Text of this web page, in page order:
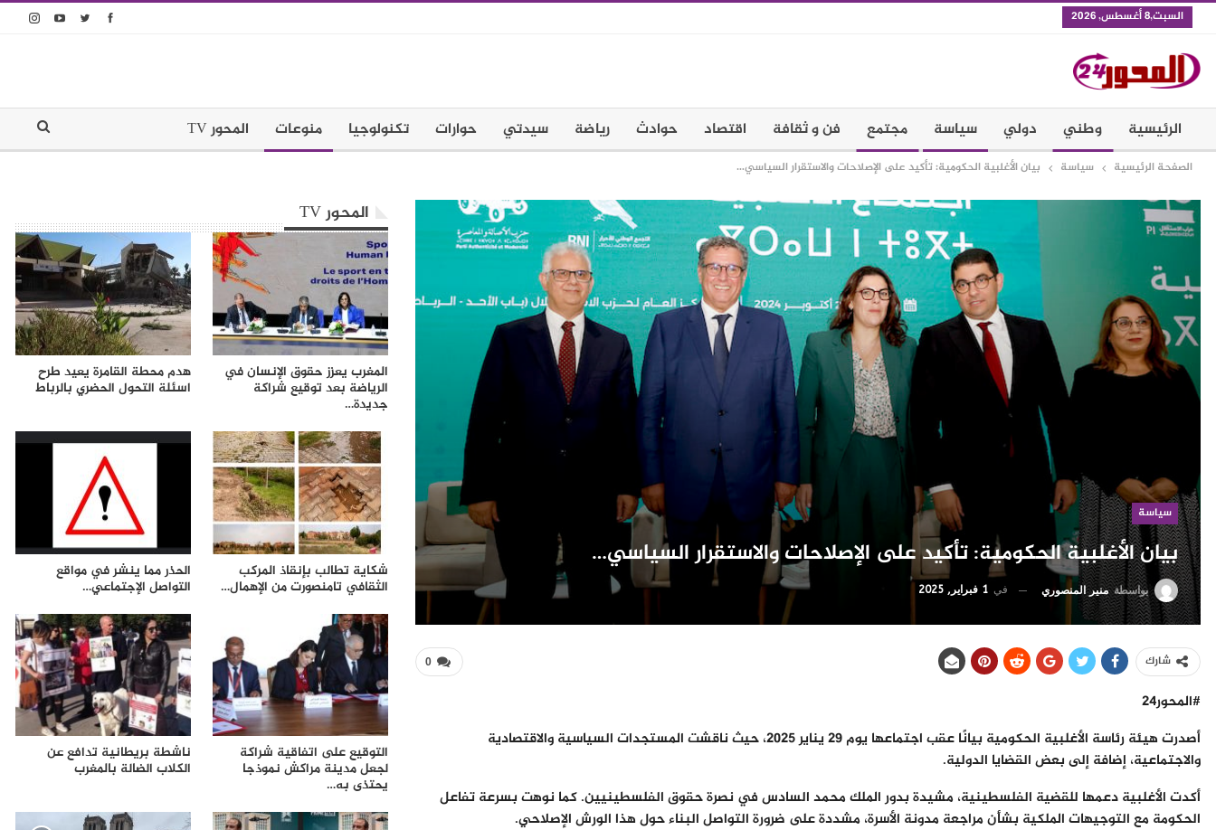
السبت,8 أغسطس, 2026
الرئيسية وطني دولي سياسة مجتمع فن و ثقافة اقتصاد حوادث رياضة سيدتي حوارات تكنولوجيا منوعات المحور TV
الصفحة الرئيسية سياسة بيان الأغلبية الحكومية: تأكيد على الإصلاحات والاستقرار السياسي…
سياسة
بيان الأغلبية الحكومية: تأكيد على الإصلاحات والاستقرار السياسي…
بواسطةمنير المنصوري في 1 فبراير, 2025
0 شارك
#المحور24
أصدرت هيئة رئاسة الأغلبية الحكومية بيانًا عقب اجتماعها يوم 29 يناير 2025، حيث ناقشت المستجدات السياسية والاقتصادية
والاجتماعية، إضافة إلى بعض القضايا الدولية.
أكدت الأغلبية دعمها للقضية الفلسطينية، مشيدة بدور الملك محمد السادس في نصرة حقوق الفلسطينيين. كما نوهت بسرعة تفاعل
الحكومة مع التوجيهات الملكية بشأن مراجعة مدونة الأسرة، مشددة على ضرورة التواصل البناء حول هذا الورش الإصلاحي.
المحور TV
المغرب يعزز حقوق الإنسان في
الرياضة بعد توقيع شراكة
جديدة…
هدم محطة القامرة يعيد طرح
اسئلة التحول الحضري بالرباط
شكاية تطالب بإنقاذ المركب
الثقافي تامنصورت من الإهمال…
الحذر مما ينشر في مواقع
التواصل الإجتماعي…
التوقيع على اتفاقية شراكة
لجعل مدينة مراكش نموذجا
يحتذى به…
ناشطة بريطانية تدافع عن
الكلاب الضالة بالمغرب